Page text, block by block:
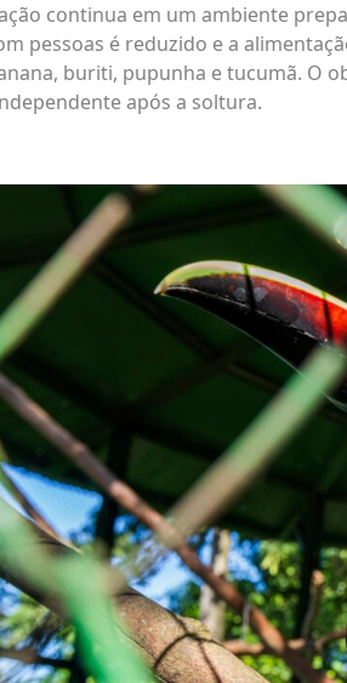
continua em um ambiente
pessoas é reduzido e a
buriti, pupunha e tucumã. O
após a soltura.